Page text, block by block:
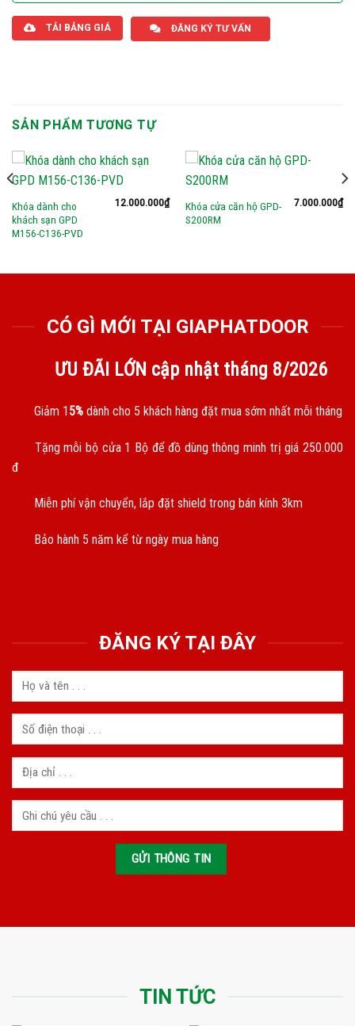
TẢI BẢNG GIÁ ĐĂNG KÝ TƯ VẤN
SẢN PHẨM TƯƠNG TỰ
Khóa dành cho
khách sạn GPD
M156-C136-PVD
12.000.000₫
Khóa cửa căn hộ GPD-
S200RM
7.000.000₫
CÓ GÌ MỚI TẠI GIAPHATDOOR
ƯU ĐÃI LỚN cập nhật tháng 8/2026
Giảm 15% dành cho 5 khách hàng đặt mua sớm nhất mỗi tháng
Tặng mỗi bộ cửa 1 Bộ để đồ dùng thông minh trị giá 250.000
đ
Miễn phí vận chuyển, lắp đặt shield trong bán kính 3km
Bảo hành 5 năm kể từ ngày mua hàng
ĐĂNG KÝ TẠI ĐÂY
TIN TỨC